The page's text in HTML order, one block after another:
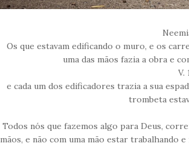
Os que estavam edificando o muro, e os
uma das mãos fazia a obra e
V.
e cada um dos edificadores trazia a sua
trombeta
Todos nós que fazemos algo para Deus,
mãos, e não com uma mão estar trabalhando